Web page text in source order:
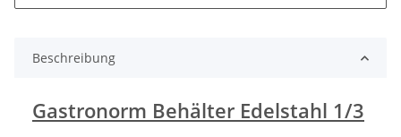
Beschreibung
Gastronorm Behälter Edelstahl 1/3